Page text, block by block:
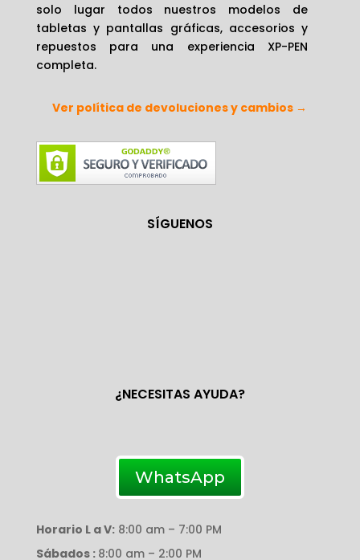
solo lugar todos nuestros modelos de
tabletas y pantallas gráficas, accesorios y
repuestos para una experiencia XP-PEN
completa.
Ver política de devoluciones y cambios →
SÍGUENOS
¿NECESITAS AYUDA?
WhatsApp
Horario L a V:8:00 am – 7:00 PM
Sábados : 8:00 am – 2:00 PM